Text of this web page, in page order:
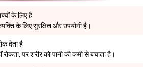
के लिए है
के लिए सुरक्षित और उपयोगी है।
देता है
पर शरीर को पानी की कमी से बचाता है।